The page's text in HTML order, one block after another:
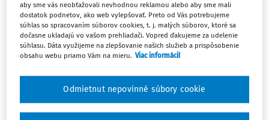
ČLÁNKY
Špecifiká obcí a rozpočtových a
príspevkových organizácií na vybraných
príkladoch
podľa opatrenia Ministerstva financií SR č. MF/­16786/­
2007-31, ktorým sa ustanovujú podrobnosti o postupoch
účtovania a rámcovej účtovej osnove pre rozpočtové
aby sme vás neobťažovali nevhodnou reklamou alebo aby sme mali
dostatok podnetov, ako web vylepšovať. Preto od Vás potrebujeme
súhlas so spracovaním súborov cookies, t. j. malých súborov, ktoré sa
dočasne ukladajú vo vašom prehliadači. Vopred ďakujeme za udelenie
súhlasu. Dáta využijeme na zlepšovanie našich služieb a prispôsobenie
obsahu webu priamo Vám na mieru. Viac informácií
Odmietnut nepovinné súbory cookie